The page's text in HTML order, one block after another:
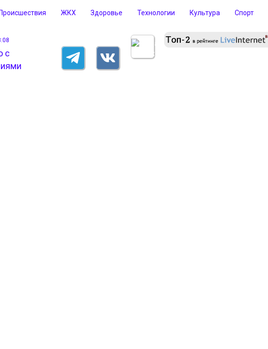
Происшествия ЖКХ Здоровье Технологии Культура Спорт